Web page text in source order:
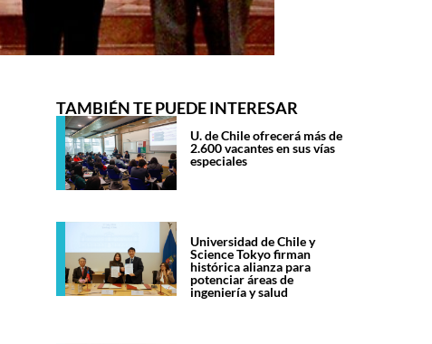
TAMBIÉN TE PUEDE INTERESAR
U. de Chile ofrecerá más de
2.600 vacantes en sus vías
especiales
Universidad de Chile y
Science Tokyo firman
histórica alianza para
potenciar áreas de
ingeniería y salud